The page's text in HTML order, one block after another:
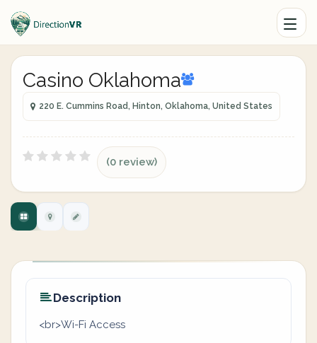
Casino Oklahoma
220 E. Cummins Road, Hinton, Oklahoma, United States
(0 review)
Description
<br>Wi-Fi Access